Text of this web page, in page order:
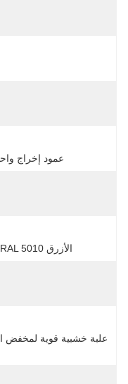
عمود إخراج
الأزرق RAL 5010 أو RAL7031 الرمادي أو متطلبات العملاء